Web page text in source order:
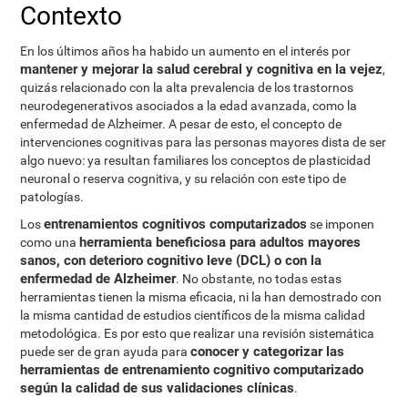
Contexto
En los últimos años ha habido un aumento en el interés por
mantener y mejorar la salud cerebral y cognitiva en la vejez,
quizás relacionado con la alta prevalencia de los trastornos
neurodegenerativos asociados a la edad avanzada, como la
enfermedad de Alzheimer. A pesar de esto, el concepto de
intervenciones cognitivas para las personas mayores dista de ser
algo nuevo: ya resultan familiares los conceptos de plasticidad
neuronal o reserva cognitiva, y su relación con este tipo de
patologías.
Losentrenamientos cognitivos computarizados se imponen
como una herramienta beneficiosa para adultos mayores
sanos, con deterioro cognitivo leve (DCL) o con la
enfermedad de Alzheimer. No obstante, no todas estas
herramientas tienen la misma eficacia, ni la han demostrado con
la misma cantidad de estudios científicos de la misma calidad
metodológica. Es por esto que realizar una revisión sistemática
puede ser de gran ayuda paraconocer y categorizar las
herramientas de entrenamiento cognitivo computarizado
según la calidad de sus validaciones clínicas.